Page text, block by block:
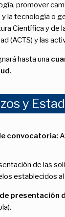
promover
y la tecnología o
Científica y de
(ACTS) y las
hasta una
.
y
convocatoria:
de las
establecidos
presentación